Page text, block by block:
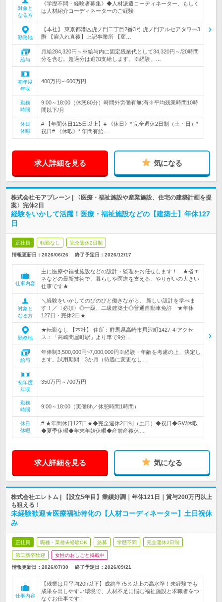
対象と
なる方
《学歴不問・経験者募集》◆人材派遣コーディネーター、もしく
は人材紹介コーディネーターのご経験
勤務地
【本社】 東京都港区虎ノ門二丁目2番3号 虎ノ門アルセアタワー3
階 【雇入れ直後】上記事業所 【変…
給与
月給284,320円～※給与内に固定残業代として34,320円～/20時間
分を含む。超過分は追加支給します。※経験、…
初年度
年収
400万円～600万円
勤務
時間
9:00～18:00（休憩60分）時間外労働有無:有※平均残業時間10時
間以下/月
休日
休暇
# 【年間休日125日以上】# 《休日》* 完全週休2日制（土・日）*
祝日# 《休暇》* 年間有給…
求人詳細を見る 気になる
株式会社モアブレーン | 〈医療・福祉施設や産業施設、住宅の建築計画を提
案〉完休2日
経験をいかして活躍！医療・福祉施設などの【建築士】年休127
日
正社員 転勤なし 完全週休2日制
情報更新日：2026/06/26 終了予定日： 2026/12/17
仕事内容
主に医療や福祉施設などの設計・監理をお任せします！ ★省エ
ネなどの最新技術で、暮らしや医療を支える、やりがいの大きい
仕事です★
対象と
なる方
＼経験をいかしてのびのびと働きながら、 新しい設計を学べま
す！／〈必須〉◎一級、二級建築士◎普通自動車免許 ★年休
127日・完休2日★
勤務地
★転勤なし 【本社】 住所：群馬県高崎市貝沢町1427-4 アクセ
ス：「高崎問屋町駅」より車で9分…
給与
年俸制3,500,000円~7,000,000円※経験・年齢を考慮の上、決定し
ます。試用期間：3か月（待遇に変更なし…
初年度
年収
350万円～700万円
勤務
時間
9:00～18:00（実働8h／休憩時間1時間）
休日
休暇
# ★年間休日127日★◆完全週休2日制（土日）◆祝日◆GW休暇
◆夏季休暇◆年末年始休暇◆産前産後休…
求人詳細を見る 気になる
株式会社エレトム | 【設立5年目】業績好調｜年休121日｜賞与200万円以上
も狙える！
未経験歓迎★医療福祉特化の【人材コーディネーター】土日祝休
み
正社員 職種・業種未経験OK 急募 学歴不問 完全週休2日制
第二新卒歓迎 女性のおしごと掲載中
情報更新日：2026/07/30 終了予定日： 2026/09/21
仕事内容
【残業は月平均20h以下】成約率75％以上の高水準！未経験でも
成果を出しやすい環境で、人材不足に悩む福祉施設と求職者をつ
なぐお仕事です！